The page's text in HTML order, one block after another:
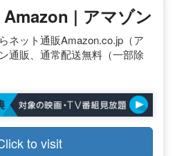
| アマゾン
ネット通販Amazon.co.jp（ア
通販、通常配送無料（一部除
to visit